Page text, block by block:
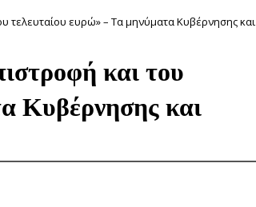
τελευταίου ευρώ» – Τα μηνύματα Κυβέρνησης και
και του
Κυβέρνησης και